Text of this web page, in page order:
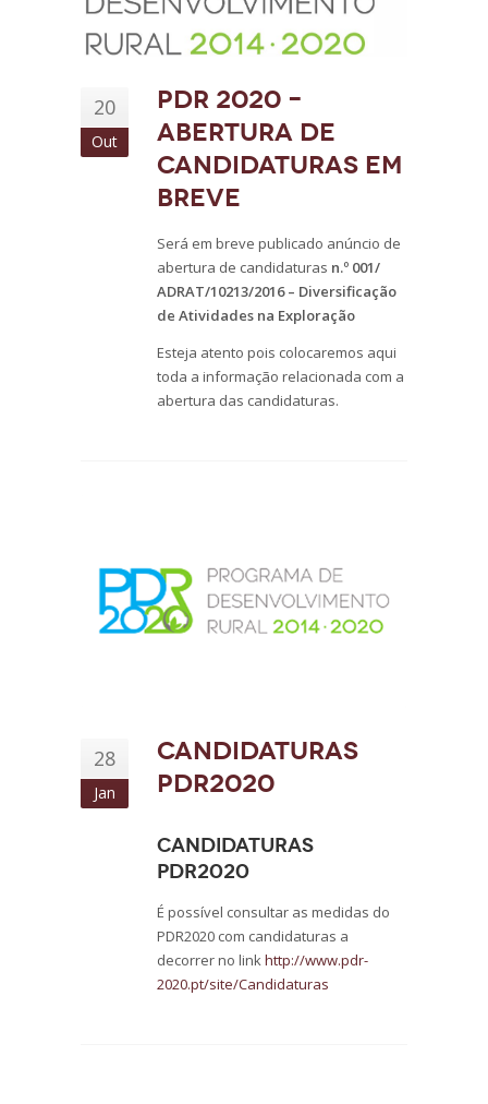
20
Out
PDR 2020 –
Abertura de
Candidaturas em
Breve
Será em breve publicado anúncio de
abertura de candidaturas n.º 001/
ADRAT/10213/2016 – Diversificação
de Atividades na Exploração
Esteja atento pois colocaremos aqui
toda a informação relacionada com a
abertura das candidaturas.
28
Jan
Candidaturas
PDR2020
Candidaturas
PDR2020
É possível consultar as medidas do
PDR2020 com candidaturas a
decorrer no linkhttp://www.pdr-
2020.pt/site/Candidaturas